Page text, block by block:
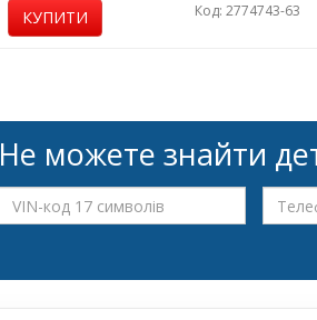
КУПИТИ Код: 2774743-63
Не можете знайти